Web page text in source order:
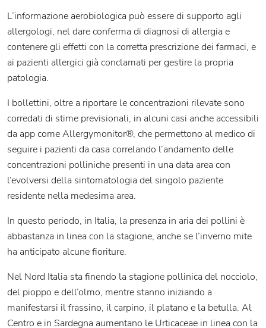
L’informazione aerobiologica può essere di supporto agli
allergologi, nel dare conferma di diagnosi di allergia e
contenere gli effetti con la corretta prescrizione dei farmaci, e
ai pazienti allergici già conclamati per gestire la propria
patologia.
I bollettini, oltre a riportare le concentrazioni rilevate sono
corredati di stime previsionali, in alcuni casi anche accessibili
da app come Allergymonitor®, che permettono al medico di
seguire i pazienti da casa correlando l’andamento delle
concentrazioni polliniche presenti in una data area con
l’evolversi della sintomatologia del singolo paziente
residente nella medesima area.
In questo periodo, in Italia, la presenza in aria dei pollini è
abbastanza in linea con la stagione, anche se l’inverno mite
ha anticipato alcune fioriture.
Nel Nord Italia sta finendo la stagione pollinica del nocciolo,
del pioppo e dell’olmo, mentre stanno iniziando a
manifestarsi il frassino, il carpino, il platano e la betulla. Al
Centro e in Sardegna aumentano le Urticaceae in linea con la